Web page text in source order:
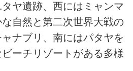
ヤ遺跡、西にはミャンマ
自然と第二次世界大戦の
ナブリ、南にはパタヤを
ーチリゾートがある多様